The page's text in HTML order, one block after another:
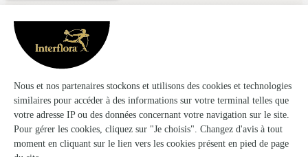
★ ★ ★
Qualité de service
06/12/2025
★ ★